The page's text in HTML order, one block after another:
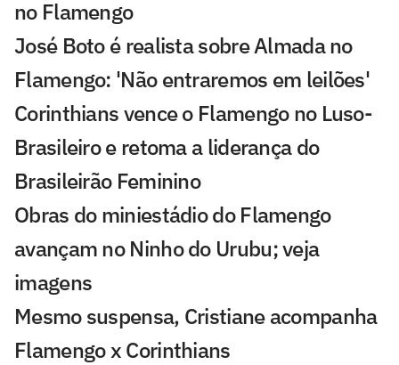
no Flamengo
José Boto é realista sobre Almada no
Flamengo: 'Não entraremos em leilões'
Corinthians vence o Flamengo no Luso-
Brasileiro e retoma a liderança do
Brasileirão Feminino
Obras do miniestádio do Flamengo
avançam no Ninho do Urubu; veja
imagens
Mesmo suspensa, Cristiane acompanha
Flamengo x Corinthians